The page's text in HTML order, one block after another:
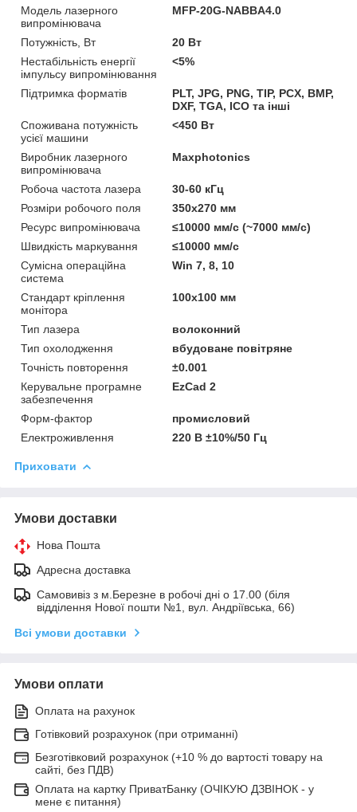
Модель лазерного
випромінювача
MFP-20G-NABBA4.0
Потужність, Вт
20 Вт
Нестабільність енергії
імпульсу випромінювання
<5%
Підтримка форматів
PLT, JPG, PNG, TIP, PCX, BMP,
DXF, TGA, ICO та інші
Споживана потужність
усієї машини
<450 Вт
Виробник лазерного
випромінювача
Maxphotonics
Робоча частота лазера
30-60 кГц
Розміри робочого поля
350х270 мм
Ресурс випромінювача
≤10000 мм/с (~7000 мм/с)
Швидкість маркування
≤10000 мм/с
Сумісна операційна
система
Win 7, 8, 10
Стандарт кріплення
монітора
100х100 мм
Тип лазера
волоконний
Тип охолодження
вбудоване повітряне
Точність повторення
±0.001
Керувальне програмне
забезпечення
EzCad 2
Форм-фактор
промисловий
Електроживлення
220 В ±10%/50 Гц
Приховати
Умови доставки
Нова Пошта
Адресна доставка
Самовивіз з м.Березне в робочі дні о 17.00 (біля
відділення Нової пошти №1, вул. Андріївська, 66)
Всі умови доставки
Умови оплати
Оплата на рахунок
Готівковий розрахунок (при отриманні)
Безготівковий розрахунок (+10 % до вартості товару на
сайті, без ПДВ)
Оплата на картку ПриватБанку (ОЧІКУЮ ДЗВІНОК - у
мене є питання)